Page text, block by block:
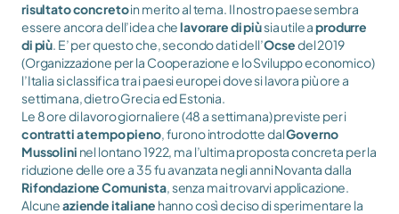
risultato concreto in merito al tema. Il nostro paese sembra
essere ancora dell’idea che lavorare di più sia utile a produrre
di più. E’ per questo che, secondo dati dell’Ocse del 2019
(Organizzazione per la Cooperazione e lo Sviluppo economico)
l’Italia si classifica tra i paesi europei dove si lavora più ore a
settimana, dietro Grecia ed Estonia.
contratti a tempo pieno, furono introdotte dal Governo
Mussolini nel lontano 1922, ma l’ultima proposta concreta per la
Rifondazione Comunista, senza mai trovarvi applicazione.
Alcune aziende italiane hanno così deciso di sperimentare la